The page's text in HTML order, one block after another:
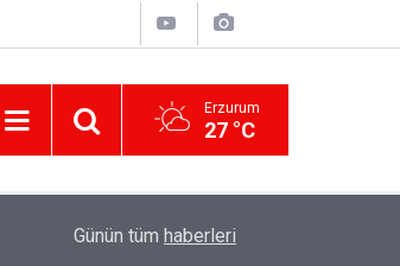
Erzurum
27 °C
hazırlanacak
Günün tüm haberleri